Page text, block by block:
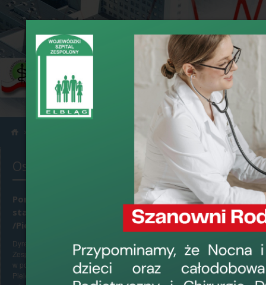
Ostatnio dodane
Ponowne konkursy na
stanowiska Pielęgniarek
/Pielęgniarzy Oddziałowych
Dyrektor Wojewódzkiego Szpitala
Zespolonego w Elblągu, ul. Królewiecka 146,
w porozumieniu z Okręgową Radą
Pielęgniarek i Położnych w Elblągu p o n o w
w
› data dodania: